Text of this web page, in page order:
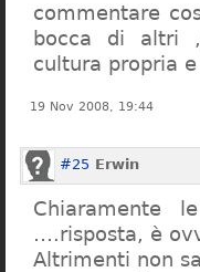
commentare
bocca di altri
cultura propria
19 Nov 2008, 19:44
#25 Erwin
Chiaramente
….risposta, è
Altrimenti non